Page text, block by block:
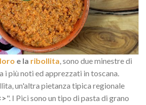
e la ribollita, sono due minestre di
i più noti ed apprezzati in toscana.
un'altra pietanza tipica regionale
". I Pici sono un tipo di pasta di grano